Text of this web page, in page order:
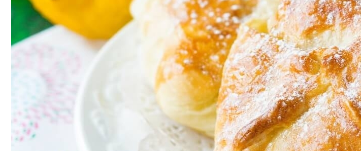
Как Повторно Использовать Воду После Варки Риса
Мясной Рулет С Соевым Соусом И Кунжутом